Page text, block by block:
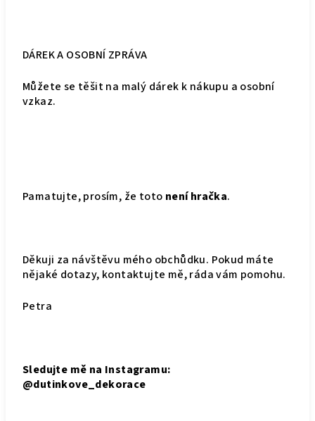
DÁREK A OSOBNÍ ZPRÁVA
Můžete se těšit na malý dárek k nákupu a osobní
vzkaz.
Pamatujte, prosím, že toto není hračka.
Děkuji za návštěvu mého obchůdku. Pokud máte
nějaké dotazy, kontaktujte mě, ráda vám pomohu.
Petra
Sledujte mě na Instagramu:
@dutinkove_dekorace